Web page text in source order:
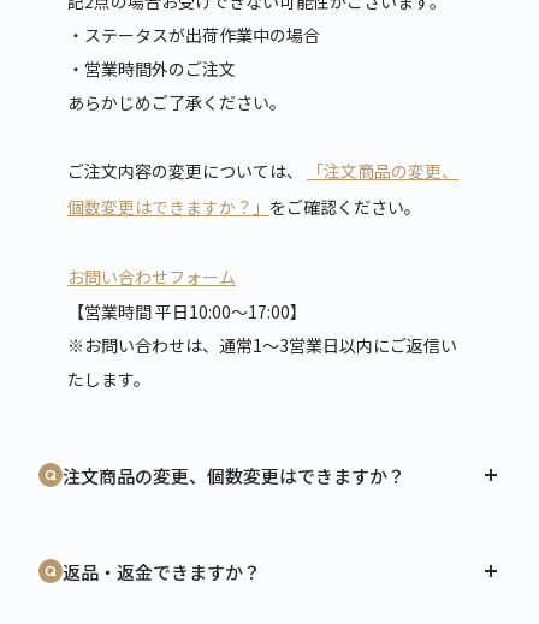
・ステータスが出荷作業中の場合
・営業時間外のご注文
あらかじめご了承ください。
ご注文内容の変更については、
「注文商品の変更、
個数変更はできますか？」 をご確認ください。
お問い合わせフォーム
【営業時間 平日10:00～17:00】
※お問い合わせは、通常1～3営業日以内にご返信い
たします。
注文商品の変更、個数変更はできますか？
返品・返金できますか？